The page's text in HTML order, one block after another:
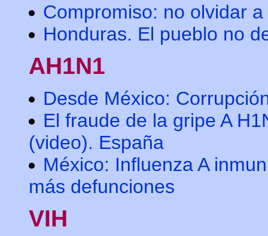
Compromiso: no olvidar
Honduras. El pueblo no
AH1N1
Desde México:
El fraude de la gripe A
(video). España
México: Influenza A
más defunciones
VIH